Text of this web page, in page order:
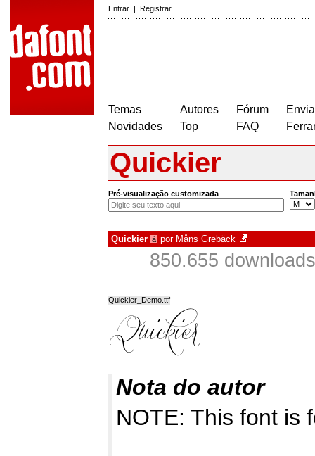
Entrar | Registrar
Temas
Novidades
Autores
Top
Fórum
FAQ
Quickier
Pré-visualização customizada
Quickier à por Måns Grebäck
850.655
Quickier_Demo.ttf
Nota do autor
NOTE: This font is